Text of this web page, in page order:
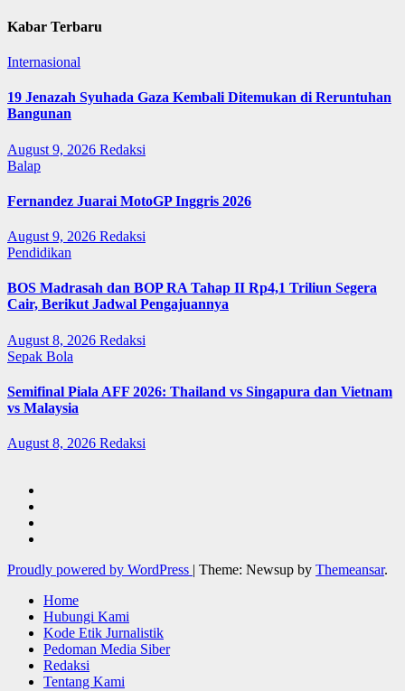
Kabar Terbaru
Internasional
19 Jenazah Syuhada Gaza Kembali Ditemukan di Reruntuhan
Bangunan
August 9, 2026 Redaksi
Balap
Fernandez Juarai MotoGP Inggris 2026
August 9, 2026 Redaksi
Pendidikan
BOS Madrasah dan BOP RA Tahap II Rp4,1 Triliun Segera
Cair, Berikut Jadwal Pengajuannya
August 8, 2026 Redaksi
Sepak Bola
Semifinal Piala AFF 2026: Thailand vs Singapura dan Vietnam
vs Malaysia
August 8, 2026 Redaksi
Proudly powered by WordPress | Theme: Newsup by Themeansar.
Home
Hubungi Kami
Kode Etik Jurnalistik
Pedoman Media Siber
Redaksi
Tentang Kami